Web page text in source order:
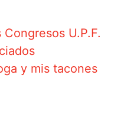
U.P.F.
y mis tacones